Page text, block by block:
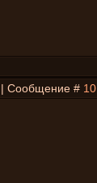
| Сообщение # 10